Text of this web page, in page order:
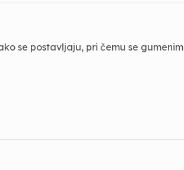
se postavljaju, pri čemu se gumenim